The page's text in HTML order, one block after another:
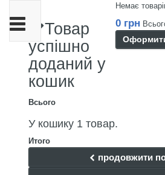
Немає
0 грн
Товар
успішно
доданий у
кошик
Всього
У кошику 1 товар.
Итого
продовжити
Toggle
navigation